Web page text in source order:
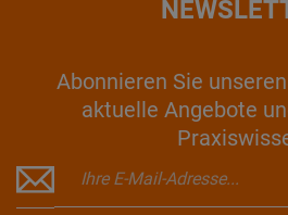
Abonnieren Sie
aktuelle Angebote